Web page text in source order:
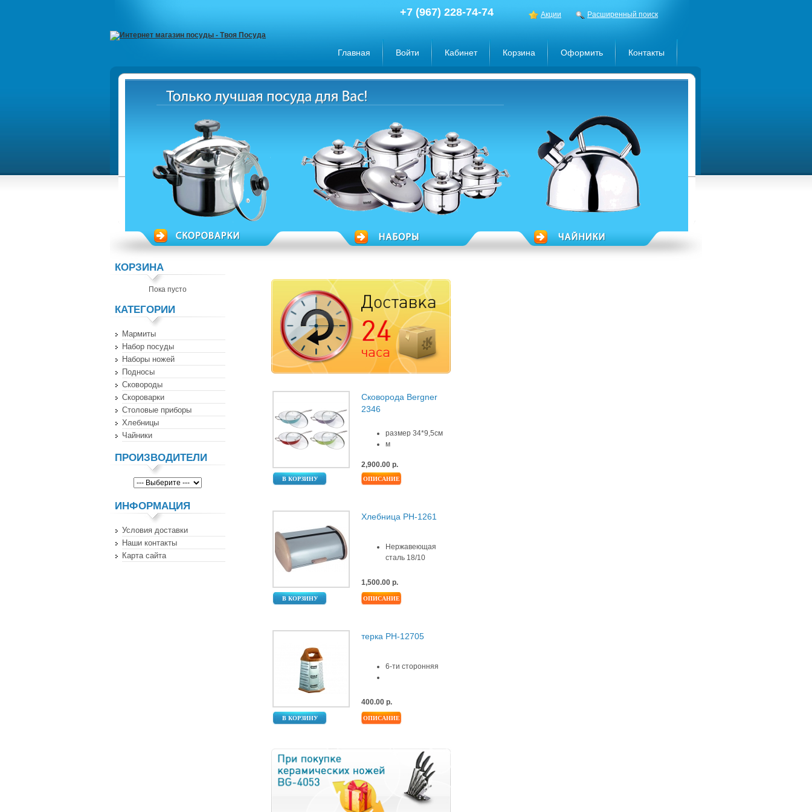
+7 (967) 228-74-74 Акции Расширенный поиск
Главная Войти Кабинет Корзина Оформить Контакты
КОРЗИНА
Пока пусто
КАТЕГОРИИ
Мармиты
Набор посуды
Наборы ножей
Подносы
Сковороды
Скороварки
Столовые приборы
Хлебницы
Чайники
ПРОИЗВОДИТЕЛИ
ИНФОРМАЦИЯ
Условия доставки
Наши контакты
Карта сайта
Сковорода Bergner
2346
размер 34*9,5см
м
2,900.00 р.
В КОРЗИНУ ОПИСАНИЕ
Хлебница PH-1261
Нержавеющая
сталь 18/10
1,500.00 р.
В КОРЗИНУ ОПИСАНИЕ
терка PH-12705
6-ти сторонняя
400.00 р.
В КОРЗИНУ ОПИСАНИЕ